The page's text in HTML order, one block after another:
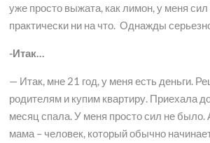
уже просто выжата, как лимон, у меня
практически ни на что. Однажды
-Итак…
— Итак, мне 21 год, у меня есть деньги.
родителям и купим квартиру. Приехала
месяц спала. У меня просто сил не
мама – человек, который обычно